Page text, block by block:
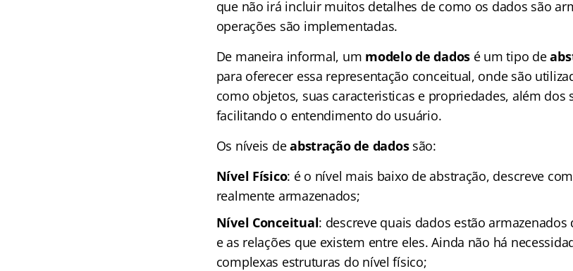
que não irá incluir muitos detalhes de como os dados são
operações são implementadas.
De maneira informal, um modelo de dados é um tipo de
para oferecer essa representação conceitual, onde são
como objetos, suas caracteristicas e propriedades, além dos
facilitando o entendimento do usuário.
Os níveis deabstração de dadossão:
Nível Físico: é o nível mais baixo de abstração, descreve
realmente armazenados;
Nível Conceitual: descreve quais dados estão
e as relações que existem entre eles. Ainda não há
complexas estruturas do nível físico;